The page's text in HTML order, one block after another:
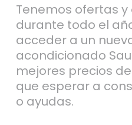
Tenemos ofertas
durante todo el
acceder a un
acondicionado
mejores precios
que esperar a
o ayudas.